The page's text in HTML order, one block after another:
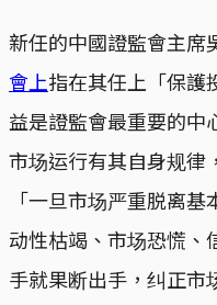
新任的中國證監會主席
會上指在其任上「保護
益是證監會最重要的中
市场运行有其自身规律
「一旦市场严重脱离
动性枯竭、市场恐慌、
手就果断出手，纠正市